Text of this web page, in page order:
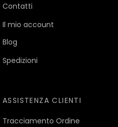
Contatti
Il mio account
Blog
Spedizioni
ASSISTENZA CLIENTI
Tracciamento Ordine